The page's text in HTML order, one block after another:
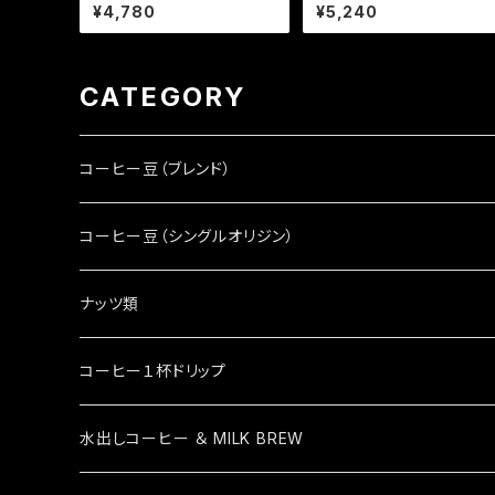
¥4,780
豆600g)
¥5,240
CATEGORY
コーヒー豆（ブレンド）
コーヒー豆（シングルオリジン）
ナッツ類
コーヒー１杯ドリップ
水出しコーヒー ＆ MILK BREW